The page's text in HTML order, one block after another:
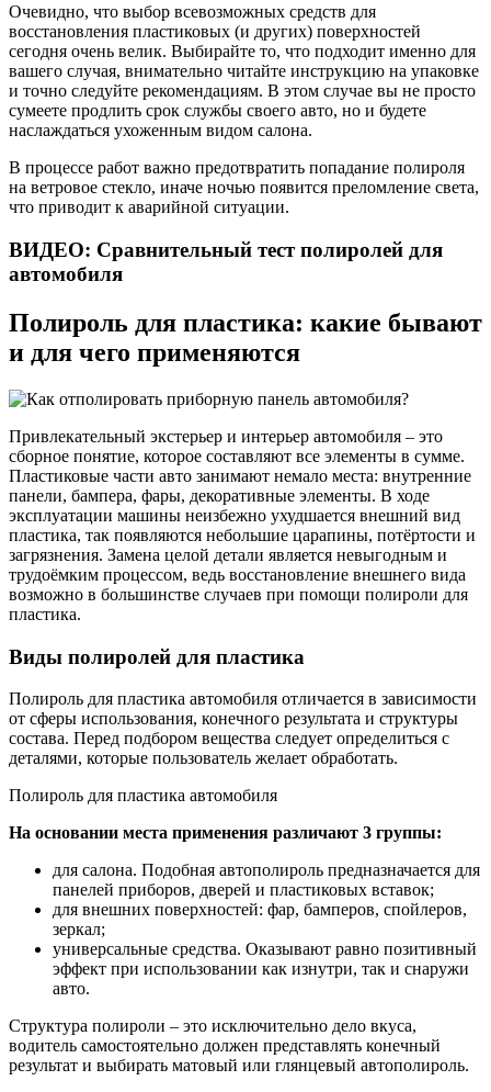
Очевидно, что выбор всевозможных средств для
восстановления пластиковых (и других) поверхностей
сегодня очень велик. Выбирайте то, что подходит именно для
вашего случая, внимательно читайте инструкцию на упаковке
и точно следуйте рекомендациям. В этом случае вы не просто
сумеете продлить срок службы своего авто, но и будете
наслаждаться ухоженным видом салона.
В процессе работ важно предотвратить попадание полироля
на ветровое стекло, иначе ночью появится преломление света,
что приводит к аварийной ситуации.
ВИДЕО: Сравнительный тест полиролей для
автомобиля
Полироль для пластика: какие бывают
и для чего применяются
Привлекательный экстерьер и интерьер автомобиля – это
сборное понятие, которое составляют все элементы в сумме.
Пластиковые части авто занимают немало места: внутренние
панели, бампера, фары, декоративные элементы. В ходе
эксплуатации машины неизбежно ухудшается внешний вид
пластика, так появляются небольшие царапины, потёртости и
загрязнения. Замена целой детали является невыгодным и
трудоёмким процессом, ведь восстановление внешнего вида
возможно в большинстве случаев при помощи полироли для
пластика.
Виды полиролей для пластика
Полироль для пластика автомобиля отличается в зависимости
от сферы использования, конечного результата и структуры
состава. Перед подбором вещества следует определиться с
деталями, которые пользователь желает обработать.
Полироль для пластика автомобиля
На основании места применения различают 3 группы:
для салона. Подобная автополироль предназначается для
панелей приборов, дверей и пластиковых вставок;
для внешних поверхностей: фар, бамперов, спойлеров,
зеркал;
универсальные средства. Оказывают равно позитивный
эффект при использовании как изнутри, так и снаружи
авто.
Структура полироли – это исключительно дело вкуса,
водитель самостоятельно должен представлять конечный
результат и выбирать матовый или глянцевый автополироль.